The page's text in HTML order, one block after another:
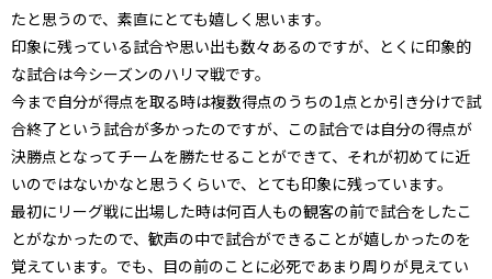
たと思うので、素直にとても嬉しく思います。
印象に残っている試合や思い出も数々あるのですが、とくに印象的
な試合は今シーズンのハリマ戦です。
今まで自分が得点を取る時は複数得点のうちの1点とか引き分けで試
合終了という試合が多かったのですが、この試合では自分の得点が
決勝点となってチームを勝たせることができて、それが初めてに近
いのではないかなと思うくらいで、とても印象に残っています。
最初にリーグ戦に出場した時は何百人もの観客の前で試合をしたこ
とがなかったので、歓声の中で試合ができることが嬉しかったのを
覚えています。でも、目の前のことに必死であまり周りが見えてい